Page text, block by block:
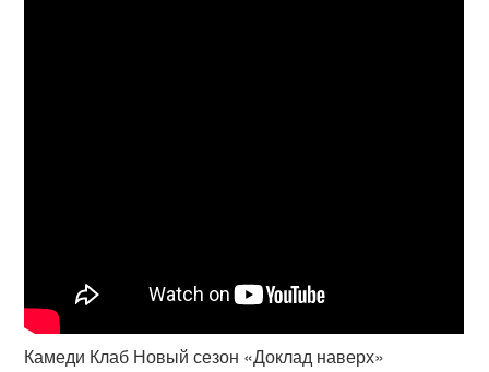
Камеди Клаб Новый сезон «Доклад наверх»